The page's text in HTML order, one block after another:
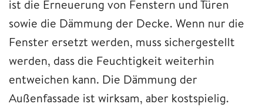
ist die Erneuerung von Fenstern und Türen
sowie die Dämmung der Decke. Wenn nur die
Fenster ersetzt werden, muss sichergestellt
werden, dass die Feuchtigkeit weiterhin
entweichen kann. Die Dämmung der
Außenfassade ist wirksam, aber kostspielig.